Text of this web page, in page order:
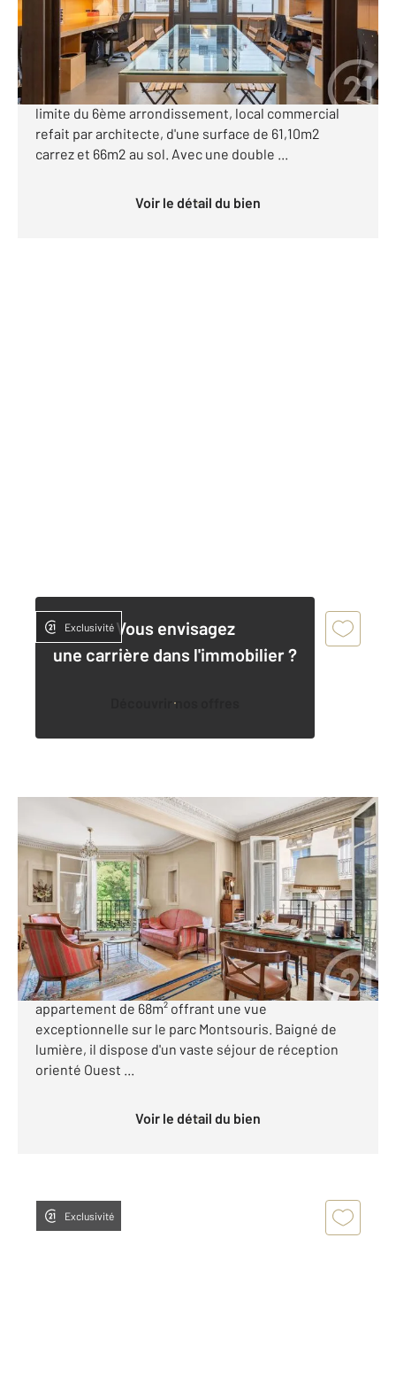
840 000 €
PARIS 75007 - VERNEUIL - LOCAL COMMERCIAL. SUR
RUE ET COUR A coté de la Maison Gainsbourg, à la
limite du 6ème arrondissement, local commercial
refait par architecte, d'une surface de 61,10m2
carrez et 66m2 au sol. Avec une double ...
Voir le détail du bien
Vous envisagez
une carrière dans l'immobilier ?
Découvrir nos offres
Exclusivité
68,04 m
2, 3 pièces
Ref : 11852
Appartement à vendre
596 500 €
Paris XIV-Parc Montsouris Au 3ème étage avec
ascenseur d'un bel immeuble en pierre de taille,
appartement de 68m² offrant une vue
exceptionnelle sur le parc Montsouris. Baigné de
lumière, il dispose d'un vaste séjour de réception
orienté Ouest ...
Voir le détail du bien
Exclusivité